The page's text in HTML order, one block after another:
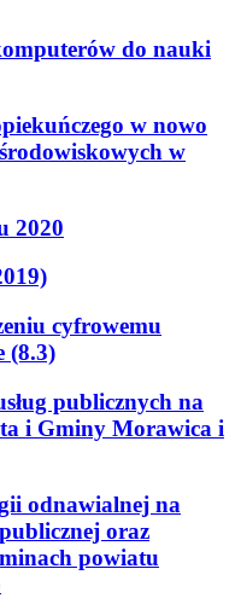
do nauki
w nowo
w
2020
cyfrowemu
(8.3)
publicznych na
i Gminy Morawica i
odnawialnej na
oraz
powiatu